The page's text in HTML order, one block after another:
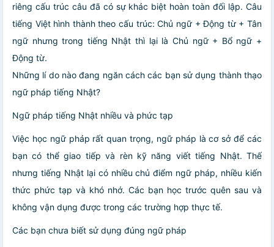
riêng cấu trúc câu đã có sự khác biệt hoàn toàn đối lập. Câu
tiếng Việt hình thành theo cấu trúc: Chủ ngữ + Động từ + Tân
ngữ nhưng trong tiếng Nhật thì lại là Chủ ngữ + Bổ ngữ +
Động từ.
Những lí do nào đang ngăn cách các bạn sử dụng thành thạo
ngữ pháp tiếng Nhật?
Ngữ pháp tiếng Nhật nhiều và phức tạp
Việc học ngữ pháp rất quan trọng, ngữ pháp là cơ sở để các
bạn có thể giao tiếp và rèn kỹ năng viết tiếng Nhật. Thế
nhưng tiếng Nhật lại có nhiều chủ điểm ngữ pháp, nhiều kiến
thức phức tạp và khó nhớ. Các bạn học trước quên sau và
không vận dụng được trong các trường hợp thực tế.
Các bạn chưa biết sử dụng đúng ngữ pháp